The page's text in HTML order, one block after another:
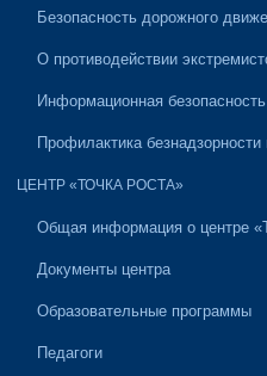
Безопасность дорожного
О противодействии
Информационная
Профилактика
ЦЕНТР «ТОЧКА РОСТА»
Общая информация о центре
Документы центра
Образовательные программы
Педагоги